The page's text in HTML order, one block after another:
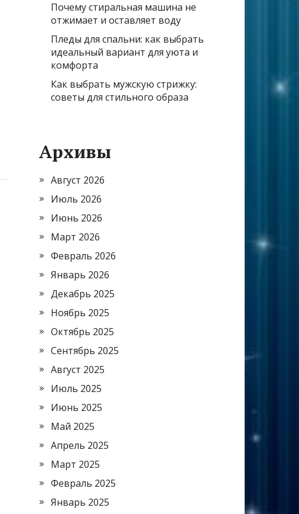
Почему стиральная машина не
отжимает и оставляет воду
Пледы для спальни: как выбрать
идеальный вариант для уюта и
комфорта
Как выбрать мужскую стрижку:
советы для стильного образа
Архивы
Август 2026
Июль 2026
Июнь 2026
Март 2026
Февраль 2026
Январь 2026
Декабрь 2025
Ноябрь 2025
Октябрь 2025
Сентябрь 2025
Август 2025
Июль 2025
Июнь 2025
Май 2025
Апрель 2025
Март 2025
Февраль 2025
Январь 2025